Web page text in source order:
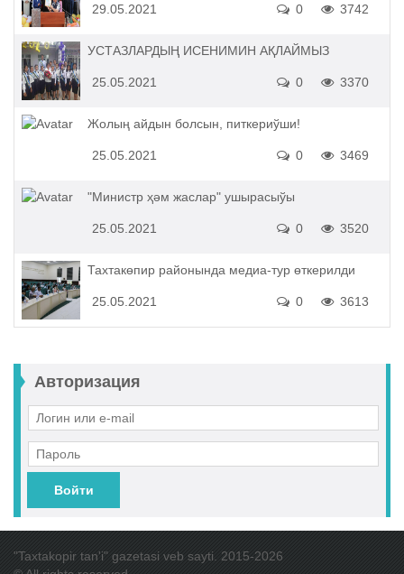
29.05.2021 3742
0
УСТАЗЛАРДЫҢ ИСЕНИМИН АҚЛАЙМЫЗ
25.05.2021 3370
0
Жолың айдын болсын, питкериўши!
25.05.2021 3469
0
"Министр ҳәм жаслар" ушырасыўы
25.05.2021 3520
0
Тахтакөпир районында медиа-тур өткерилди
25.05.2021 3613
0
Авторизация
Войти
"Taxtakopir tan'i" gazetasi veb sayti. 2015-2026